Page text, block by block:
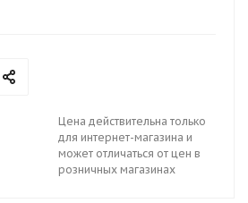
Цена действительна только
для интернет-магазина и
может отличаться от цен в
розничных магазинах